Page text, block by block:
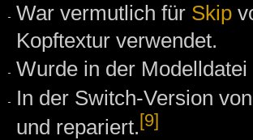
War vermutlich für Skip
Kopftextur verwendet.
Wurde in der
In der Switch-Version
und repariert.[9]